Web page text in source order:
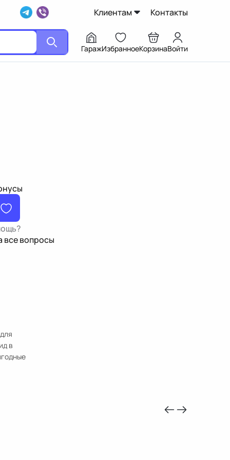
Клиентам Контакты
ГаражИзбранноеКорзинаВойти
все вопросы
в